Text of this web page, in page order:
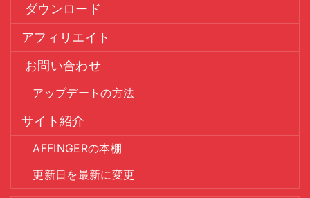
ダウンロード
アフィリエイト
お問い合わせ
アップデートの方法
サイト紹介
AFFINGERの本棚
更新日を最新に変更